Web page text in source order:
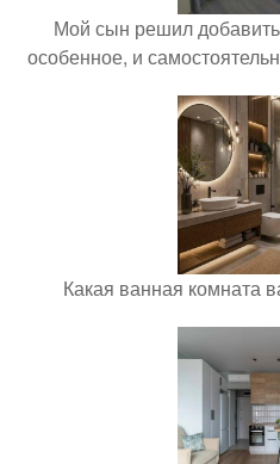
Мой сын решил
особенное, и
Какая ванная комната